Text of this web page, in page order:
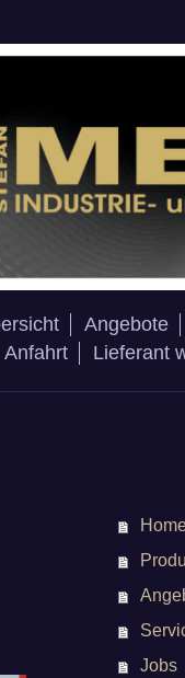
Angebote
Anfahrt Lieferant
Jobs